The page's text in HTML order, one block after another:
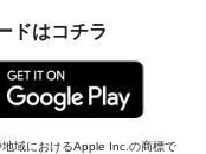
ドはコチラ
域におけるApple Inc.の商標で